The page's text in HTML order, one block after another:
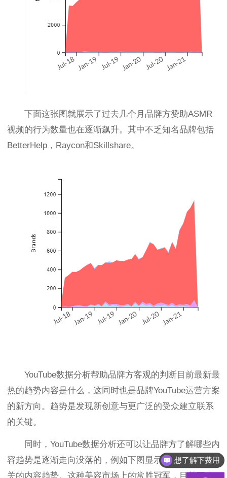
下面这张图就展示了过去几个月品牌方赞助ASMR
视频的行为数量也在逐渐飙升。其中不乏知名品牌包括
BetterHelp，Raycon和Skillshare。
YouTube数据分析帮助品牌方客观的判断目前最新最
热的趋势内容是什么，这同时也是品牌YouTube运营方案
的新方向。趋势是发现新创意与更广泛的受众建立联系
的关键。
同时，YouTube数据分析还可以让品牌方了解哪些内
容趋势是逐渐走向没落的，例如下图显示的“烟熏眼妆”相
关的内容趋势。这种美容市场上的常胜冠军，目前正在
想了解下费用